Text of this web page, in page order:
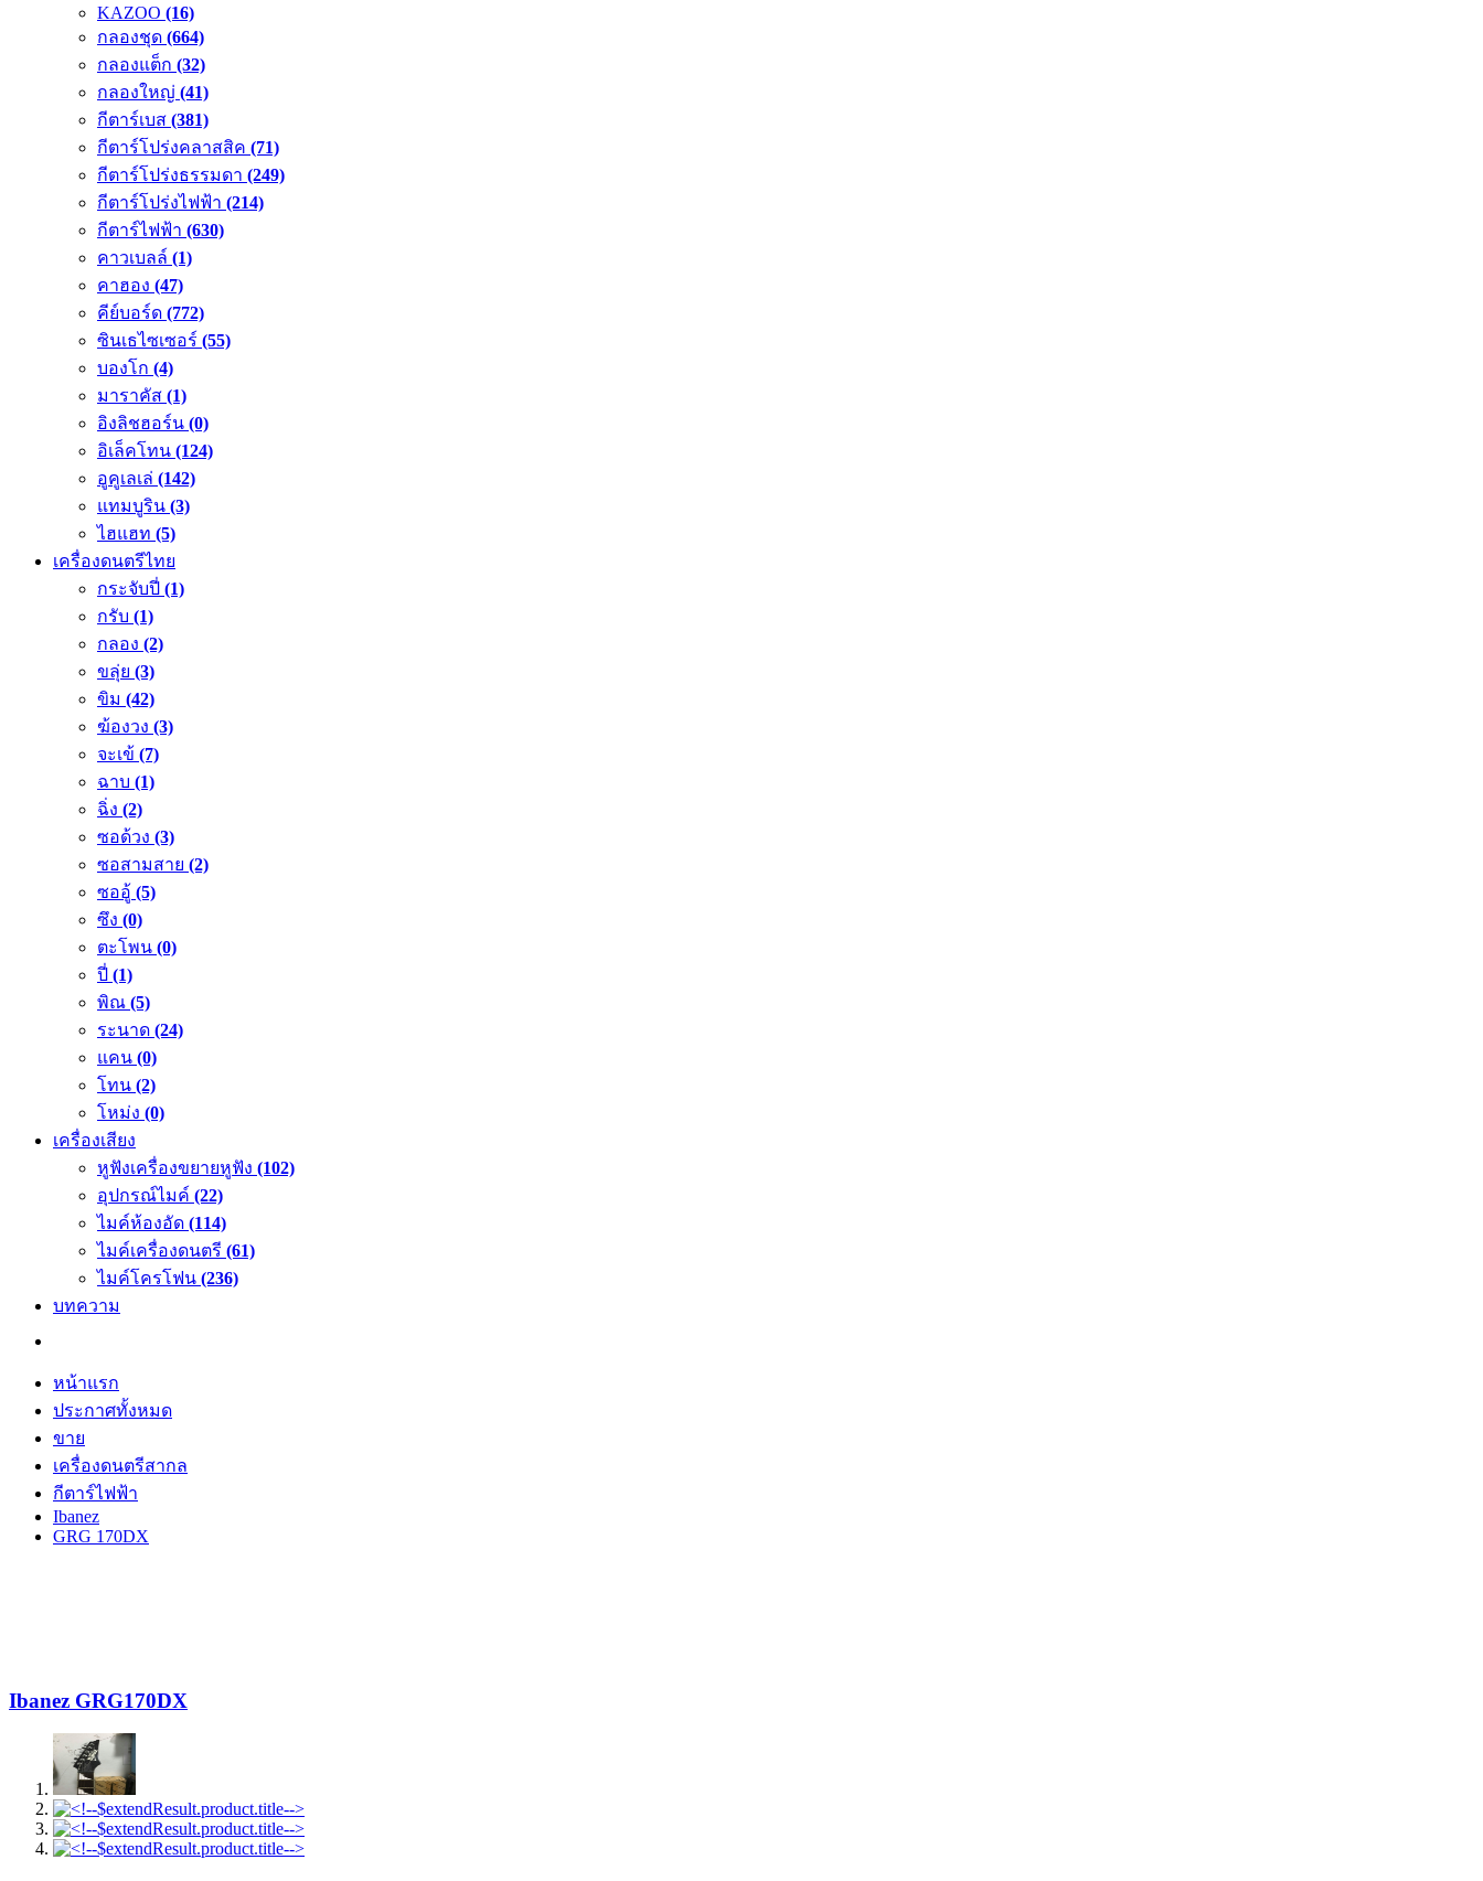
KAZOO (16)
กลองชุด (664)
กลองแต็ก (32)
กลองใหญ่ (41)
กีตาร์เบส (381)
กีตาร์โปร่งคลาสสิค (71)
กีตาร์โปร่งธรรมดา (249)
กีตาร์โปร่งไฟฟ้า (214)
กีตาร์ไฟฟ้า (630)
คาวเบลล์ (1)
คาฮอง (47)
คีย์บอร์ด (772)
ซินเธไซเซอร์ (55)
บองโก (4)
มาราคัส (1)
อิงลิชฮอร์น (0)
อิเล็คโทน (124)
อูคูเลเล่ (142)
แทมบูริน (3)
ไฮแฮท (5)
เครื่องดนตรีไทย
กระจับปี่ (1)
กรับ (1)
กลอง (2)
ขลุ่ย (3)
ขิม (42)
ฆ้องวง (3)
จะเข้ (7)
ฉาบ (1)
ฉิ่ง (2)
ซอด้วง (3)
ซอสามสาย (2)
ซออู้ (5)
ซึง (0)
ตะโพน (0)
ปี่ (1)
พิณ (5)
ระนาด (24)
แคน (0)
โทน (2)
โหม่ง (0)
เครื่องเสียง
หูฟังเครื่องขยายหูฟัง (102)
อุปกรณ์ไมค์ (22)
ไมค์ห้องอัด (114)
ไมค์เครื่องดนตรี (61)
ไมค์โครโฟน (236)
บทความ
หน้าแรก
ประกาศทั้งหมด
ขาย
เครื่องดนตรีสากล
กีตาร์ไฟฟ้า
Ibanez
GRG 170DX
Ibanez GRG170DX